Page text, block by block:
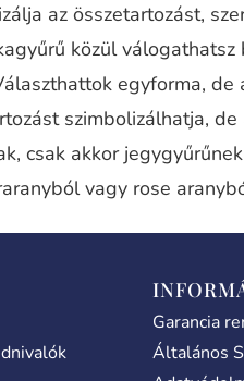
az összetartozást,
közül
egyforma, de
szimbolizálhatja,
csak akkor
vagy rose
Garancia
Általános